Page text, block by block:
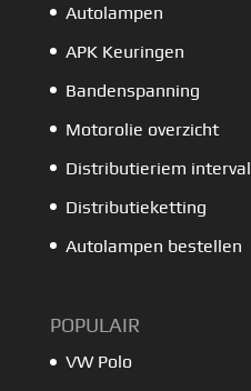
Autolampen
APK Keuringen
Bandenspanning
Motorolie overzicht
Distributieriem interval
Distributieketting
Autolampen bestellen
POPULAIR
VW Polo